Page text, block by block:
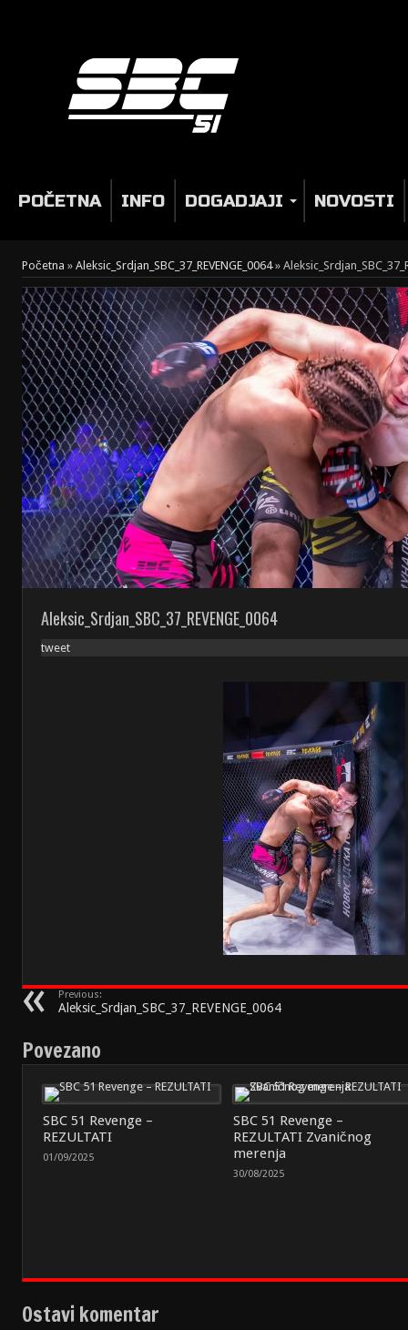
POČETNA INFO DOGADJAJI NOVOSTI
Početna » Aleksic_Srdjan_SBC_37_REVENGE_0064»
Aleksic_Srdjan_SBC_37_REVENGE_0064
tweet
Previous:
Aleksic_Srdjan_SBC_37_REVENGE_0064
Povezano
SBC 51 Revenge –
REZULTATI
01/09/2025
SBC 51 Revenge –
REZULTATI Zvaničnog
merenja
30/08/2025
Ostavi komentar